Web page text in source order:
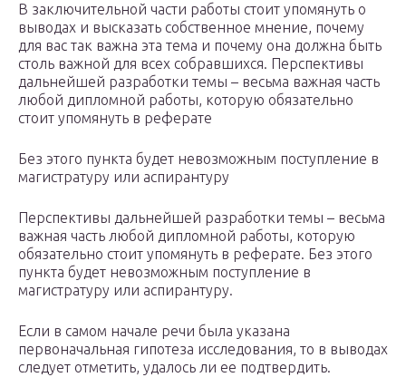
В заключительной части работы стоит упомянуть о
выводах и высказать собственное мнение, почему
для вас так важна эта тема и почему она должна быть
столь важной для всех собравшихся. Перспективы
дальнейшей разработки темы – весьма важная часть
любой дипломной работы, которую обязательно
стоит упомянуть в реферате
Без этого пункта будет невозможным поступление в
магистратуру или аспирантуру
Перспективы дальнейшей разработки темы – весьма
важная часть любой дипломной работы, которую
обязательно стоит упомянуть в реферате. Без этого
пункта будет невозможным поступление в
магистратуру или аспирантуру.
Если в самом начале речи была указана
первоначальная гипотеза исследования, то в выводах
следует отметить, удалось ли ее подтвердить.